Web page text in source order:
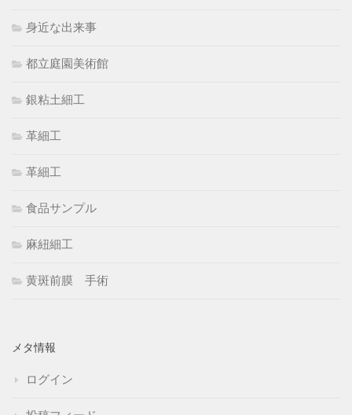
身近な出来事
都立庭園美術館
銀粘土細工
革細工
革細工
食品サンプル
麻紐細工
黄斑前膜 手術
メタ情報
ログイン